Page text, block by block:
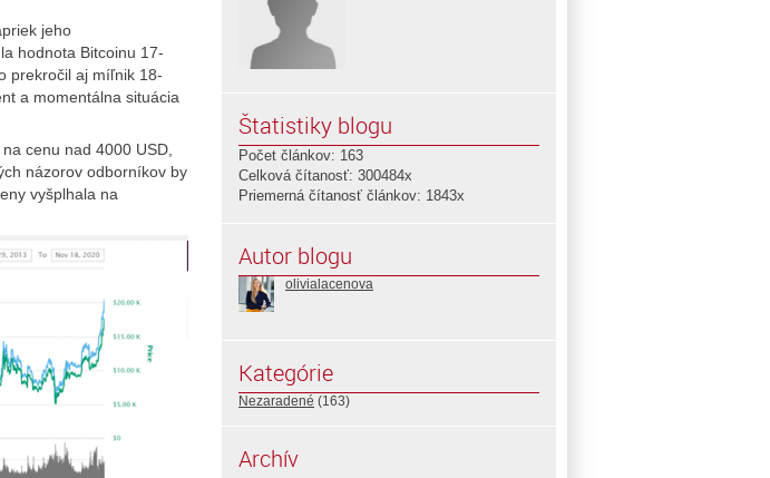
jeho
hodnota Bitcoinu 17-
prekročil aj míľnik 18-
a momentálna situácia
cenu nad 4000 USD,
názorov odborníkov by
vyšplhala na
Štatistiky blogu
Počet článkov: 163
Celková čítanosť: 300484x
Priemerná čítanosť článkov: 1843x
Autor blogu
olivialacenova
Kategórie
Nezaradené (163)
Archív